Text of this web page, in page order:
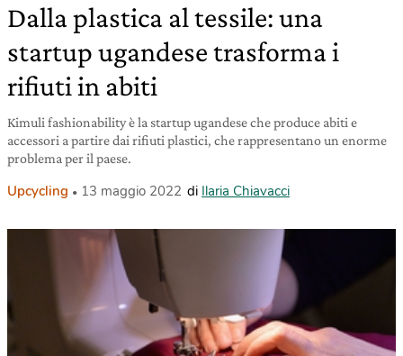
Dalla plastica al tessile: una
startup ugandese trasforma i
rifiuti in abiti
Kimuli fashionability è la startup ugandese che produce abiti e
accessori a partire dai rifiuti plastici, che rappresentano un enorme
problema per il paese.
Upcycling 13 maggio 2022 di Ilaria Chiavacci